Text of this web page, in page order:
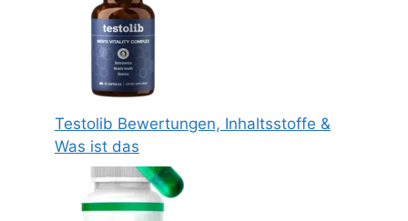
Testolib Bewertungen, Inhaltsstoffe &
Was ist das